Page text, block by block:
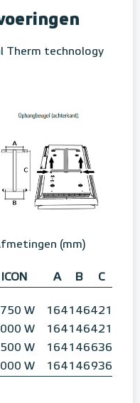
Therm technology
(mm)
ICON A B C
750 W 164146421
W
164146421
W
164146636
W
164146936